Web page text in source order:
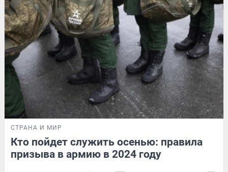
СТРАНА И МИР
Кто пойдет служить осенью: правила
призыва в армию в 2024 году